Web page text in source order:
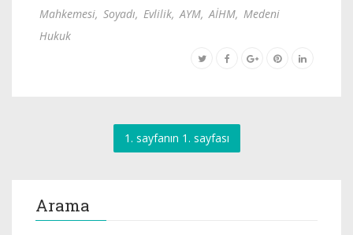
Mahkemesi, Soyadı, Evlilik, AYM, AİHM, Medeni
Hukuk
1. sayfanın 1. sayfası
Arama